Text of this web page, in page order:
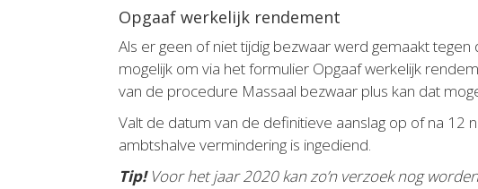
Opgaaf werkelijk rendement
Als er geen of niet tijdig bezwaar werd gemaakt
mogelijk om via het formulier Opgaaf werkelijk
van de procedure Massaal bezwaar plus kan dat
Valt de datum van de definitieve aanslag op of na
ambtshalve vermindering is ingediend.
Tip!Voor het jaar 2020 kan zo’n verzoek nog